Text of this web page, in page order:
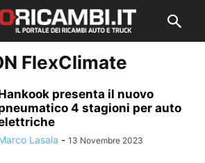
FlexClimate
presenta il nuovo
4 stagioni per auto
Lasala - 13 Novembre 2023